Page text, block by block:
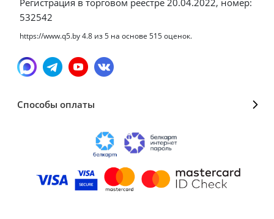
Регистрация в торговом реестре 20.04.2022, номер:
532542
https://www.q5.by4.8 из5 на основе 515оценок.
Способы оплаты